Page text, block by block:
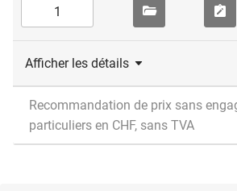
Afficher les détails
Recommandation de prix sans
particuliers en CHF, sans TVA